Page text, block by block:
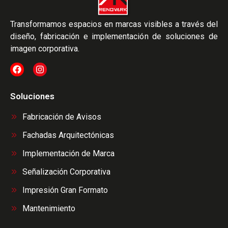
Transformamos espacios en marcas visibles a través del
diseño, fabricación e implementación de soluciones de
imagen corporativa.
Soluciones
Fabricación de Avisos
Fachadas Arquitectónicas
Implementación de Marca
Señalización Corporativa
Impresión Gran Formato
Mantenimiento​